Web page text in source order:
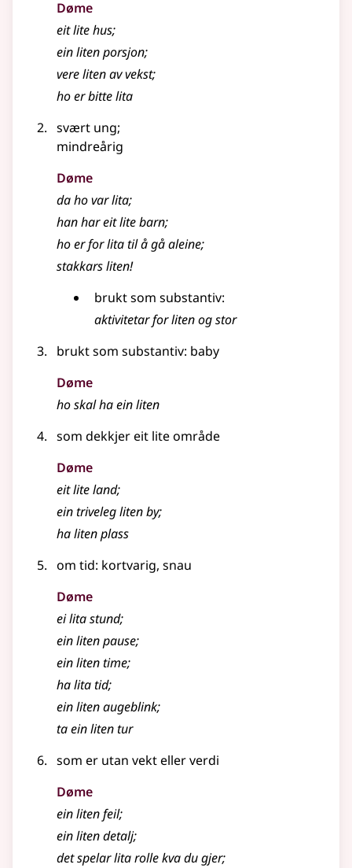
Døme
eit lite hus;
ein liten porsjon;
vere liten av vekst;
ho er bitte lita
svært ung;
mindreårig
Døme
da ho var lita;
han har eit lite barn;
ho er for lita til å gå aleine;
stakkars liten!
brukt som substantiv:
aktivitetar for liten og stor
brukt som substantiv: baby
Døme
ho skal ha ein liten
som dekkjer eit lite område
Døme
eit lite land;
ein triveleg liten by;
ha liten plass
om tid: kortvarig, snau
Døme
ei lita stund;
ein liten pause;
ein liten time;
ha lita tid;
ein liten augeblink;
ta ein liten tur
som er utan vekt eller verdi
Døme
ein liten feil;
ein liten detalj;
det spelar lita rolle kva du gjer;